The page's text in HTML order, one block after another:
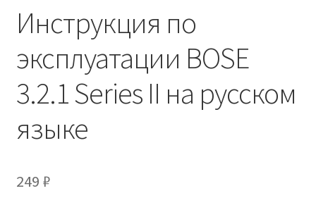
Инструкция по
эксплуатации BOSE
3.2.1 Series II на русском
языке
249 ₽